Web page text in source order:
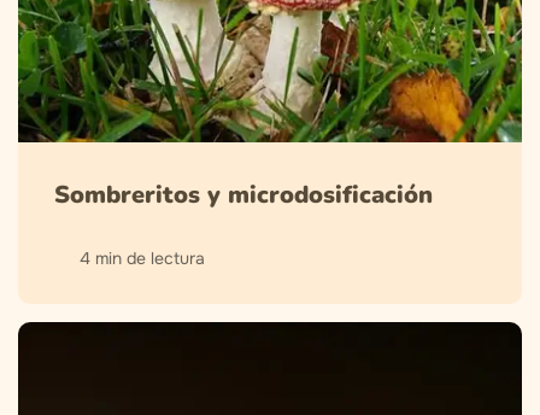
Sombreritos y microdosificación
4 min de lectura